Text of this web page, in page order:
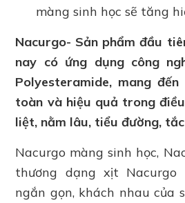
màng sinh học sẽ tăng
Nacurgo- Sản phẩm đầu
nay có ứng dụng công
Polyesteramide, mang
toàn và hiệu quả trong
liệt, nằm lâu, tiểu đường,
Nacurgo màng sinh học,
thương dạng xịt
ngắn gọn, khách nhau của